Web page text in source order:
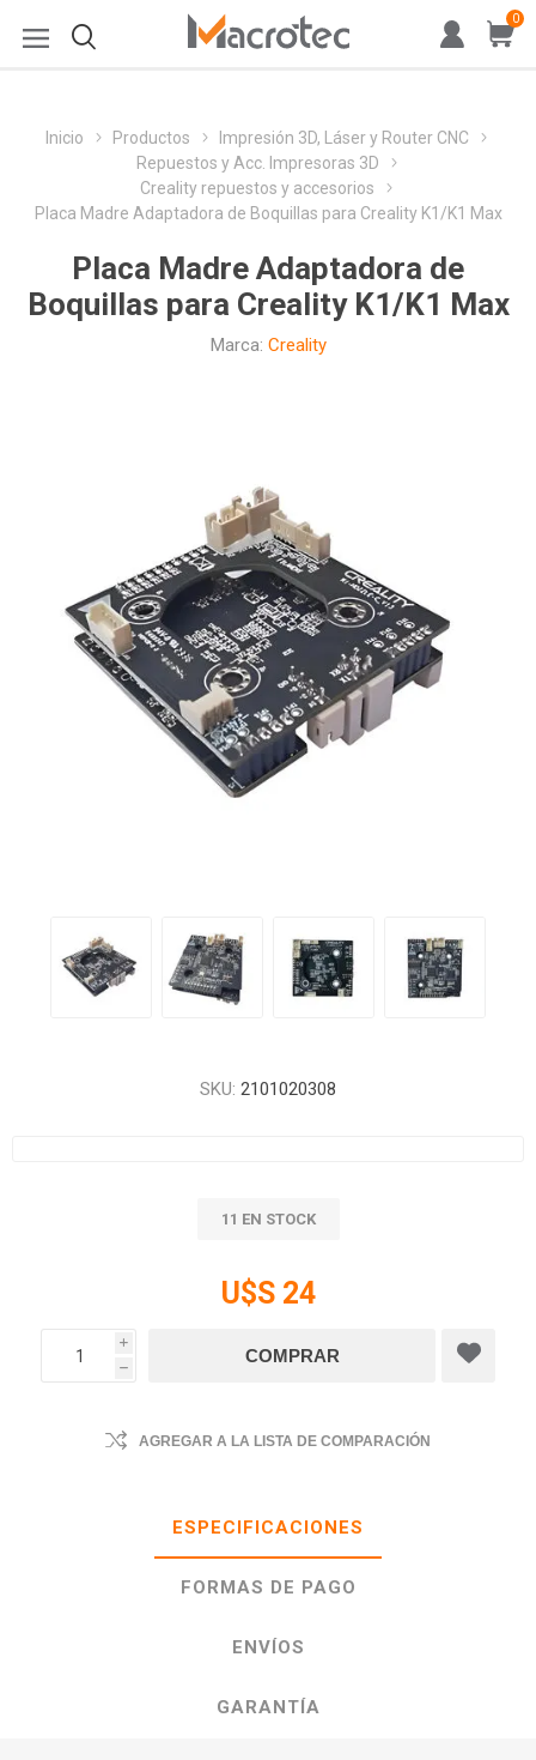
0
Inicio Productos
Impresión 3D, Láser y Router CNC
Repuestos y Acc. Impresoras 3D
Creality repuestos y accesorios
Placa Madre Adaptadora de Boquillas para Creality K1/K1 Max
Placa Madre Adaptadora de
Boquillas para Creality K1/K1 Max
Marca: Creality
SKU: 2101020308
11 EN STOCK
U$S 24
i
h
AGREGAR A LA LISTA DE COMPARACIÓN
ESPECIFICACIONES
FORMAS DE PAGO
ENVÍOS
GARANTÍA